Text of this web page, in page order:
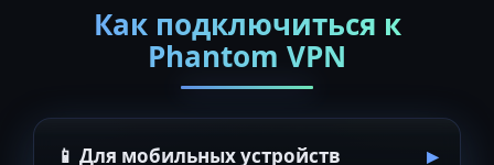
Как подключиться к
Phantom VPN
📱 Для мобильных устройств